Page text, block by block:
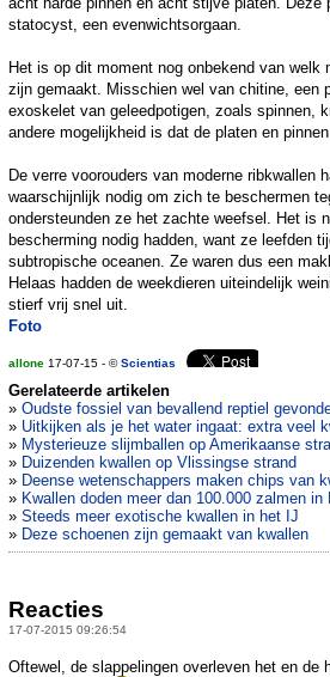
statocyst, een evenwichtsorgaan.
Het is op dit moment nog onbekend van welk
zijn gemaakt. Misschien wel van chitine, een
exoskelet van geleedpotigen, zoals spinnen,
andere mogelijkheid is dat de platen en
De verre voorouders van moderne ribkwallen
waarschijnlijk nodig om zich te beschermen
ondersteunden ze het zachte weefsel. Het is
bescherming nodig hadden, want ze leefden
subtropische oceanen. Ze waren dus een
Helaas hadden de weekdieren uiteindelijk
stierf vrij snel uit.
Foto
allone 17-07-15 - ©Scientias
Gerelateerde artikelen
» Oudste fossiel van bevallend reptiel
» Uitkijken als je het water ingaat: extra veel
» Mysterieuze slijmballen op Amerikaanse
» Duizenden kwallen op Vlissingse strand
» Deense wetenschappers maken chips van
» Kwallen doden meer dan 100.000 zalmen in
» Steeds meer exotische kwallen in het IJ
» Deze schoenen zijn gemaakt van kwallen
Reacties
17-07-2015 09:26:54
Oftewel, de slappelingen overleven het en de